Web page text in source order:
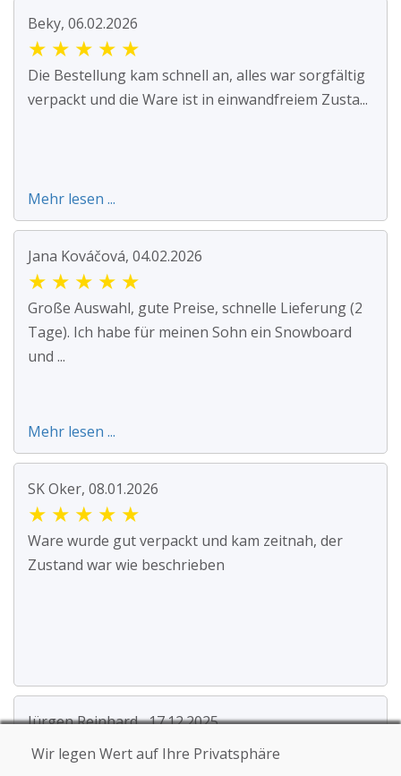
Beky, 06.02.2026
★ ★ ★ ★ ★
Die Bestellung kam schnell an, alles war sorgfältig
verpackt und die Ware ist in einwandfreiem Zusta...
Mehr lesen ...
Jana Kováčová, 04.02.2026
★ ★ ★ ★ ★
Große Auswahl, gute Preise, schnelle Lieferung (2
Tage). Ich habe für meinen Sohn ein Snowboard
und ...
Mehr lesen ...
SK Oker, 08.01.2026
★ ★ ★ ★ ★
Ware wurde gut verpackt und kam zeitnah, der
Zustand war wie beschrieben
Jürgen Reinhard , 17.12.2025
★★★★★
Wir legen Wert auf Ihre Privatsphäre